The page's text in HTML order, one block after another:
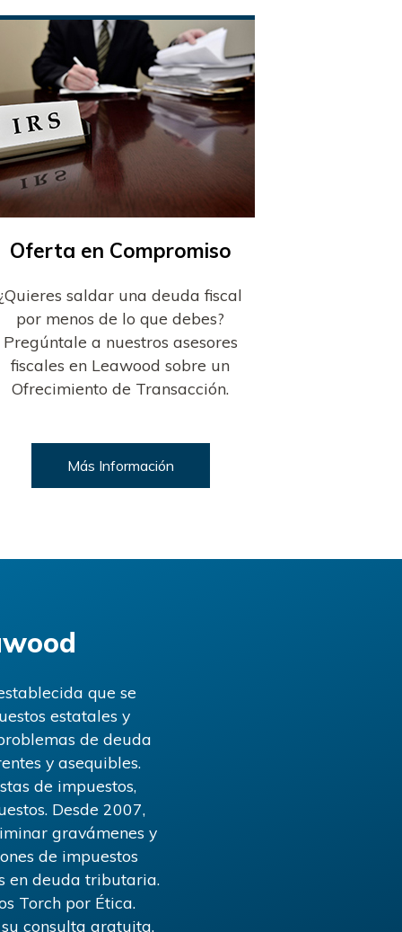
Oferta en Compromiso
saldar una deuda fiscal
por menos de lo que debes?
Pregúntale a nuestros asesores
fiscales en Leawood sobre un
Ofrecimiento de Transacción.
Más Información
que se
estatales y
de deuda
y asequibles.
de impuestos,
Desde 2007,
gravámenes y
de impuestos
en deuda tributaria.
Torch por Ética.
consulta gratuita.